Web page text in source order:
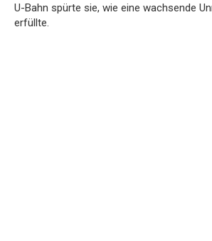
U-Bahn spürte sie, wie eine wachsende
erfüllte.